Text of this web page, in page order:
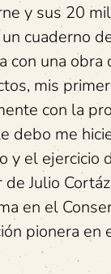
y sus 20
cuaderno
con una obra
mis
con la
debo me
y el ejercicio
de Julio
en el
pionera en